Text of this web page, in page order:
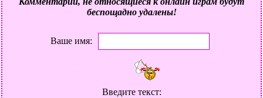
беспощадно удалены!
Ваше имя:
Введите текст: